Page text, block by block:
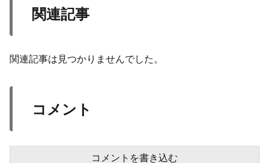
関連記事
関連記事は見つかりませんでした。
コメント
コメントを書き込む